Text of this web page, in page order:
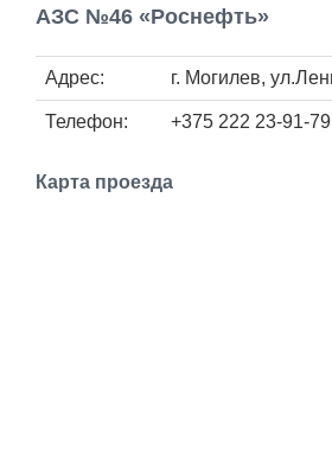
Афиша
АЗС №46 «Роснефть»
Адрес: г. Могилев,
Телефон: +375 222 23-91-79
Карта проезда